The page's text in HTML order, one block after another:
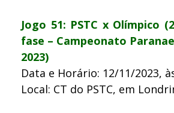
Jogo 51: PSTC x Olímpico
fase – Campeonato
2023)
Data e Horário: 12/11/2023,
Local: CT do PSTC, em